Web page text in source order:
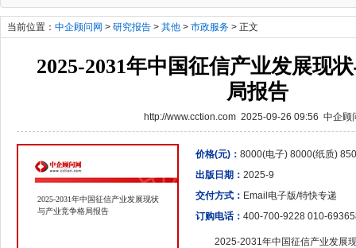
当前位置： 中企顾问网 > 研究报告 > 其他 > 市政服务 > 正文
2025-2031年中国征信产业发展现
局报告
http://www.cction.com 2025-09-26 09:56 中企顾
2025-2031年中国征信产业发展现状
与产业竞争格局报告
价格(元)： 8000(电子) 8000(纸质)
出版日期： 2025-9
交付方式： Email电子版/特快专递
订购电话： 400-700-9228 010-
2025-2031年中国征信产业发展